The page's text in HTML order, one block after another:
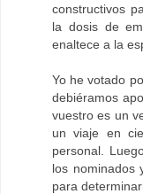
constructivos
la dosis de
enaltece a la
Yo he votado
debiéramos
vuestro es un
un viaje en
personal.
los nominados
para